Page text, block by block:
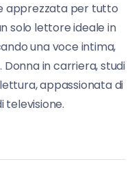
apprezzata per tutto
solo lettore ideale in
una voce intima,
in carriera, studi
appassionata di
televisione.